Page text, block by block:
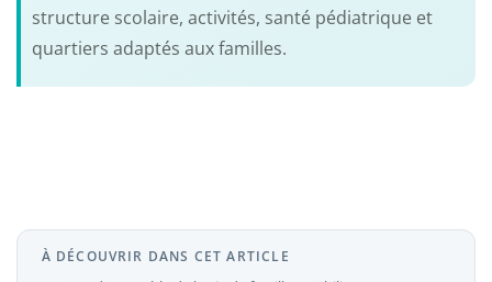
structure scolaire, activités, santé pédiatrique et
quartiers adaptés aux familles.
À DÉCOUVRIR DANS CET ARTICLE